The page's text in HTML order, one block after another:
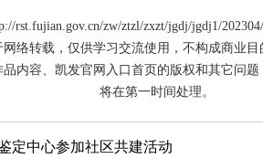
rst.fujian.gov.cn/zw/ztzl/zxzt/jgdj/jgdj1/
络转载，仅供学习交流使用，不构成商业
内容、凯发官网入口首页的版权和其它问
将在第一时间处理。
定中心参加社区共建活动